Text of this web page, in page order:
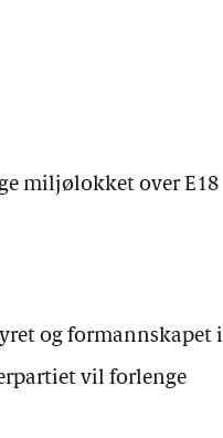
miljølokket over E18
og formannskapet i
vil forlenge